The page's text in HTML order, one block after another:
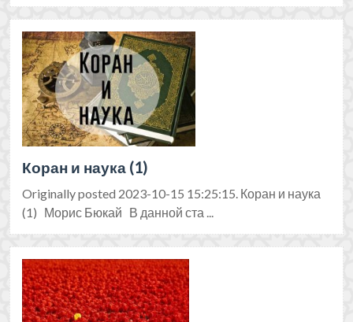
Коран и наука (1)
Originally posted 2023-10-15 15:25:15. Коран и наука
(1) Морис Бюкай В данной ста ...